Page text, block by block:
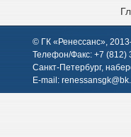
© ГК «Ренессанс»,
Телефон/Факс: +7 (812)
Санкт-Петербург,
E-mail: